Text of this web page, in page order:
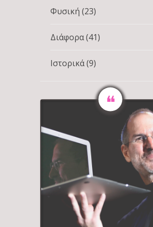
Φυσική (23)
Διάφορα(41)
Ιστορικά(9)